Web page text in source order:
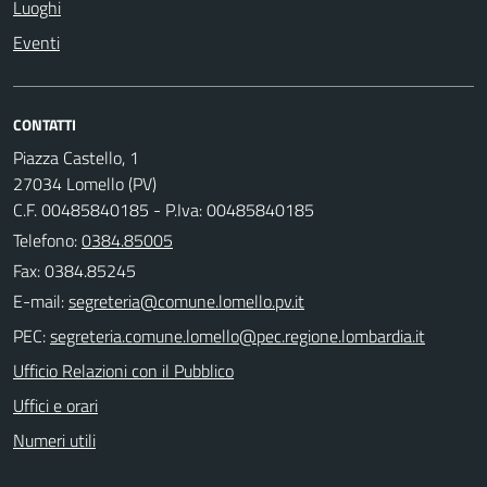
Luoghi
Eventi
CONTATTI
Piazza Castello, 1
27034 Lomello (PV)
C.F. 00485840185 - P.Iva: 00485840185
Telefono:0384.85005
Fax: 0384.85245
E-mail:
PEC:
Ufficio Relazioni con il Pubblico
Uffici e orari
Numeri utili